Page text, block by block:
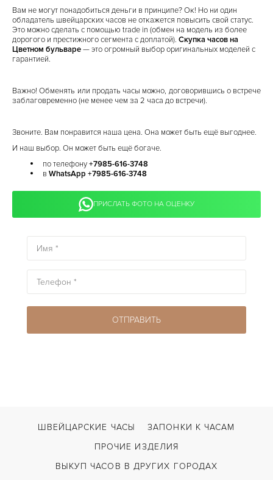
Вам не могут понадобиться деньги в принципе? Ок! Но ни один
обладатель швейцарских часов не откажется повысить свой статус.
Это можно сделать с помощью trade in (обмен на модель из более
дорогого и престижного сегмента с доплатой). Скупка часов на
Цветном бульваре— это огромный выбор оригинальных моделей с
гарантией.
Важно! Обменять или продать часы можно, договорившись о встрече
заблаговременно (не менее чем за 2 часа до встречи).
Звоните. Вам понравится наша цена. Она может быть ещё выгоднее.
И наш выбор. Он может быть ещё богаче.
по телефону+7985-616-3748
в WhatsApp +7985-616-3748
ПРИСЛАТЬ ФОТО НА ОЦЕНКУ
ШВЕЙЦАРСКИЕ ЧАСЫ
ЗАПОНКИ К ЧАСАМ
ПРОЧИЕ ИЗДЕЛИЯ
ВЫКУП ЧАСОВ В ДРУГИХ ГОРОДАХ